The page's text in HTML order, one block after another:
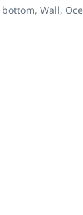
bottom,Wall,